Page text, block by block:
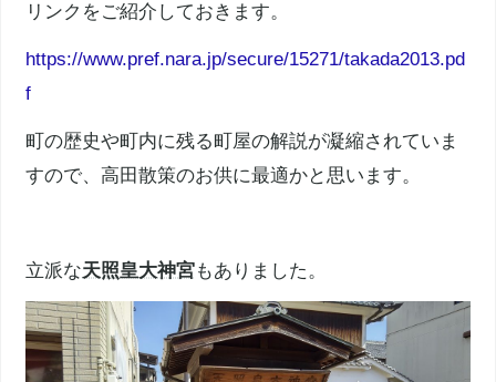
リンクをご紹介しておきます。
https://www.pref.nara.jp/secure/15271/takada2013.pd
f
町の歴史や町内に残る町屋の解説が凝縮されていま
すので、高田散策のお供に最適かと思います。
立派な天照皇大神宮もありました。